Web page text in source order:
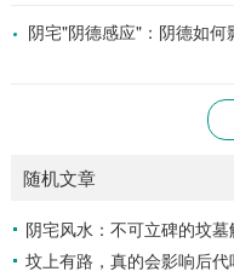
阴宅"阴德感应"：阴德如何
随机文章
阴宅风水：不可立碑的坟墓
坟上有路，真的会影响后代